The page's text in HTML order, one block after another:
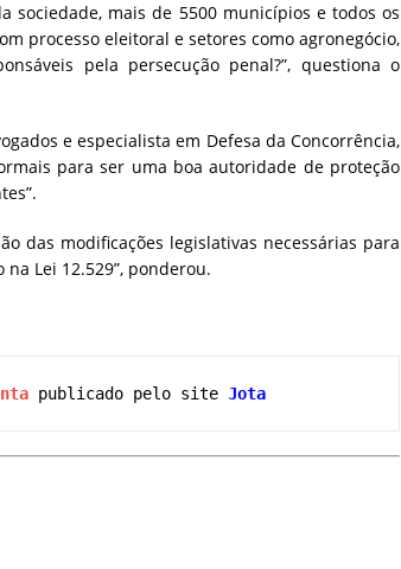
sociedade, mais de 5500 municípios e todos os
processo eleitoral e setores como agronegócio,
pela persecução penal?”, questiona o
e especialista em Defesa da Concorrência,
para ser uma boa autoridade de proteção
das modificações legislativas necessárias para
Lei 12.529”, ponderou.
publicado pelo site Jota